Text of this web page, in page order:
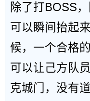
除了打BOSS
可以瞬间抬起
候，一个合格
可以让己方队
克城门，没有